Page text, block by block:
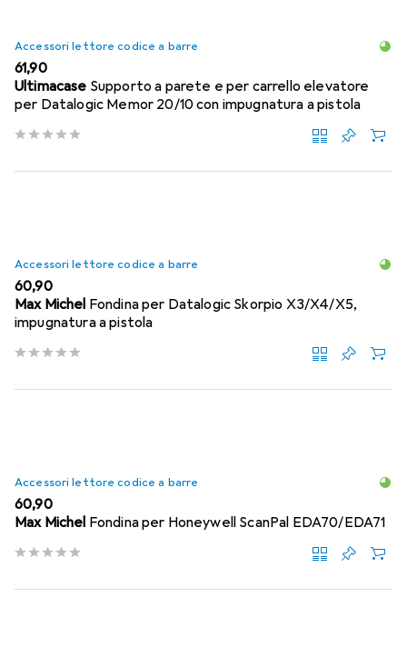
Accessori lettore codice a barre
EUR
61,90
Ultimacase Supporto a parete e per carrello elevatore
per Datalogic Memor 20/10 con impugnatura a pistola
Accessori lettore codice a barre
EUR
60,90
Max Michel Fondina per Datalogic Skorpio X3/X4/X5,
impugnatura a pistola
Accessori lettore codice a barre
EUR
60,90
Max Michel Fondina per Honeywell ScanPal EDA70/EDA71